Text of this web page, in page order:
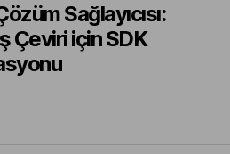
Sağlayıcısı:
Çeviri için SDK